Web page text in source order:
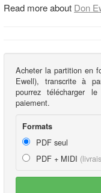
Read more about Don
Acheter la partition en
Ewell), transcrite à
pourrez télécharger
paiement.
Formats
PDF seul
PDF + MIDI